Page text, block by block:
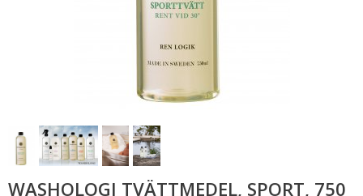
WASHOLOGI TVÄTTMEDEL, SPORT, 750